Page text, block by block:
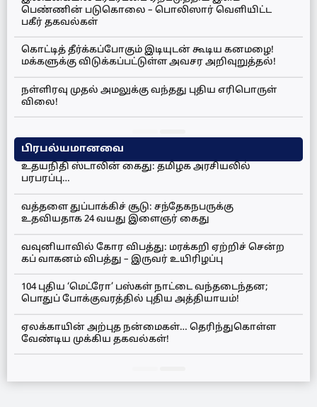
பெண்ணின் படுகொலை – பொலிஸார் வெளியிட்ட
பகீர் தகவல்கள்
கொட்டித் தீர்க்கப்போகும் இடியுடன் கூடிய கனமழை!
மக்களுக்கு விடுக்கப்பட்டுள்ள அவசர அறிவுறுத்தல்!
நள்ளிரவு முதல் அமலுக்கு வந்தது புதிய எரிபொருள்
விலை!
பிரபல்யமானவை
உதயநிதி ஸ்டாலின் கைது: தமிழக அரசியலில்
பரபரப்பு…
வத்தளை துப்பாக்கிச் சூடு: சந்தேகநபருக்கு
உதவியதாக 24 வயது இளைஞர் கைது
வவுனியாவில் கோர விபத்து: மரக்கறி ஏற்றிச் சென்ற
கப் வாகனம் விபத்து – இருவர் உயிரிழப்பு
104 புதிய ‘மெட்ரோ’ பஸ்கள் நாட்டை வந்தடைந்தன;
பொதுப் போக்குவரத்தில் புதிய அத்தியாயம்!
ஏலக்காயின் அற்புத நன்மைகள்… தெரிந்துகொள்ள
வேண்டிய முக்கிய தகவல்கள்!